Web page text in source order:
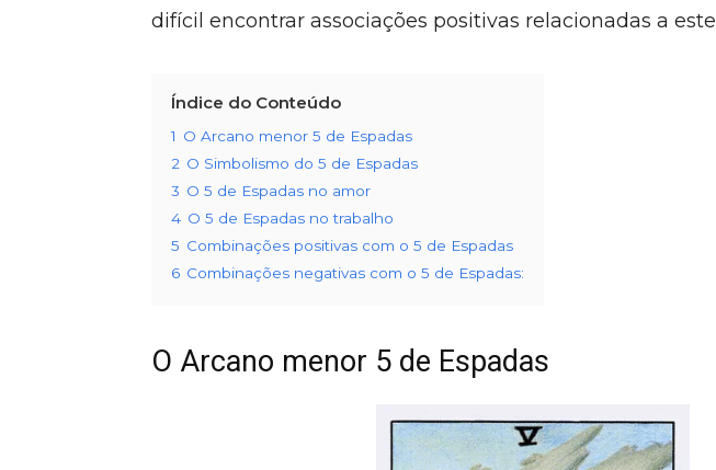
difícil encontrar associações positivas relacionadas a este
Índice do Conteúdo
1 O Arcano menor 5 de Espadas
2 O Simbolismo do 5 de Espadas
3 O 5 de Espadas no amor
4 O 5 de Espadas no trabalho
5 Combinações positivas com o 5 de Espadas
6 Combinações negativas com o 5 de Espadas:
O Arcano menor 5 de Espadas